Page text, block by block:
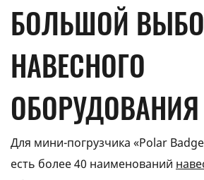
БОЛЬШОЙ
НАВЕСНОГО
ОБОРУДОВАНИЯ
Для мини-погрузчика «Polar
есть более 40 наименований